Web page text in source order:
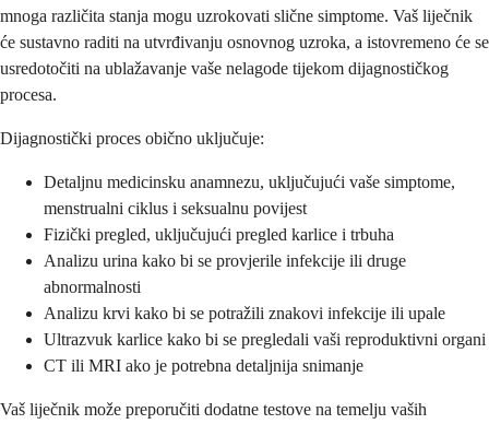
mnoga različita stanja mogu uzrokovati slične simptome. Vaš liječnik
će sustavno raditi na utvrđivanju osnovnog uzroka, a istovremeno će se
usredotočiti na ublažavanje vaše nelagode tijekom dijagnostičkog
procesa.
Dijagnostički proces obično uključuje:
Detaljnu medicinsku anamnezu, uključujući vaše simptome,
menstrualni ciklus i seksualnu povijest
Fizički pregled, uključujući pregled karlice i trbuha
Analizu urina kako bi se provjerile infekcije ili druge
abnormalnosti
Analizu krvi kako bi se potražili znakovi infekcije ili upale
Ultrazvuk karlice kako bi se pregledali vaši reproduktivni organi
CT ili MRI ako je potrebna detaljnija snimanje
Vaš liječnik može preporučiti dodatne testove na temelju vaših